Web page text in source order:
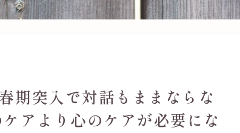
突入で対話もままならな
アより心のケアが必要にな